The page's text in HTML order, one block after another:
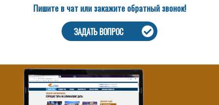
Пишите в чат или закажите обратный звонок!
ЗАДАТЬ ВОПРОС